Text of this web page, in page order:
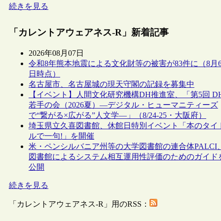
続きを見る
「カレントアウェアネス-R」新着記事
2026年08月07日
令和8年熊本地震による文化財等の被害が83件に（8月
日時点）
名古屋市、名古屋城の現天守閣の記録を募集中
【イベント】人間文化研究機構DH推進室、「第5回
若手の会（2026夏）―デジタル・ヒューマニティーズ
で“繋がる×広がる”人文学―」（8/24-25・大阪府）
埼玉県立久喜図書館、休館日特別イベント「本のタイ
ルで一句!」を開催
米・ペンシルバニア州等の大学図書館の連合体PALCI、
図書館によるシステム相互運用性評価のためのガイド
公開
続きを見る
「カレントアウェアネス-R」用のRSS：